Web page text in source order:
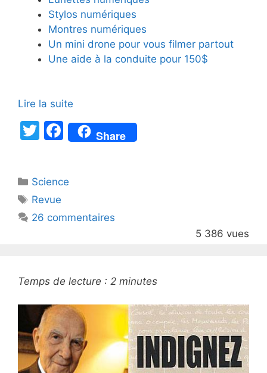
Stylos numériques
Montres numériques
Un mini drone pour vous filmer partout
Une aide à la conduite pour 150$
Lire la suite
T
er
F
a
e
o
Share
Catégories
Science
Étiquettes
Revue
26 commentaires
5 386 vues
Temps de lecture : 2 minutes